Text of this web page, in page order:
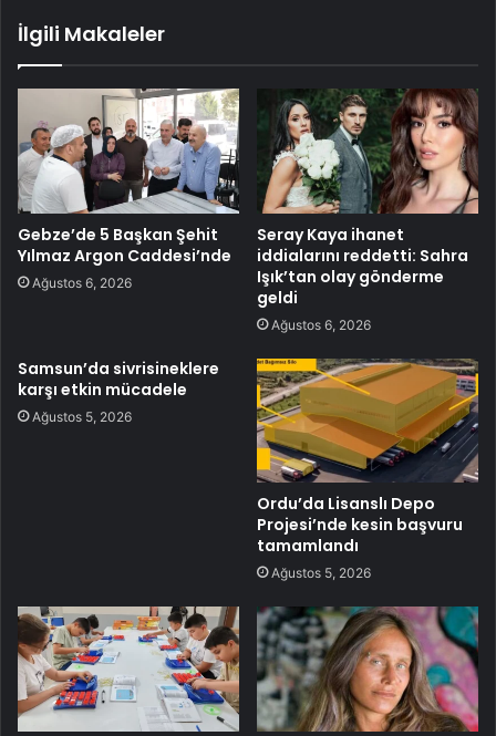
İlgili Makaleler
Gebze’de 5 Başkan Şehit
Yılmaz Argon Caddesi’nde
Ağustos 6, 2026
Seray Kaya ihanet
iddialarını reddetti: Sahra
Işık’tan olay gönderme
geldi
Ağustos 6, 2026
Samsun’da sivrisineklere
karşı etkin mücadele
Ağustos 5, 2026
Ordu’da Lisanslı Depo
Projesi’nde kesin başvuru
tamamlandı
Ağustos 5, 2026